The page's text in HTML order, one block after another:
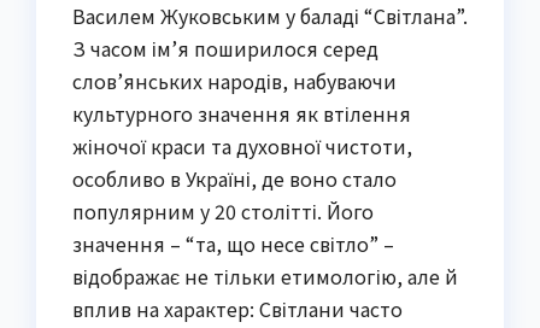
Василем Жуковським у баладі “Світлана”.
З часом ім’я поширилося серед
слов’янських народів, набуваючи
культурного значення як втілення
жіночої краси та духовної чистоти,
особливо в Україні, де воно стало
популярним у 20 столітті. Його
значення – “та, що несе світло” –
відображає не тільки етимологію, але й
вплив на характер: Світлани часто